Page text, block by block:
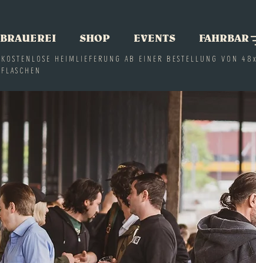
BRAUEREI SHOP EVENTS FAHRBAR
KOSTENLOSE HEIMLIEFERUNG AB EINER BESTELLUNG VON 48x
FLASCHEN